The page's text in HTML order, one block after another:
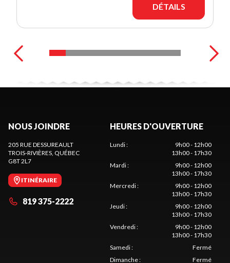
DÉTAILS
NOUS JOINDRE
205 RUE DESSUREAULT
TROIS-RIVIÈRES, QUÉBEC
G8T 2L7
ITINÉRAIRE
819 375-2222
HEURES D'OUVERTURE
Lundi:
9h00 - 12h00
13h00 - 17h30
Mardi:
9h00 - 12h00
13h00 - 17h30
Mercredi:
9h00 - 12h00
13h00 - 17h30
Jeudi:
9h00 - 12h00
13h00 - 17h30
Vendredi:
9h00 - 12h00
13h00 - 17h30
Samedi:
Fermé
Dimanche: Fermé